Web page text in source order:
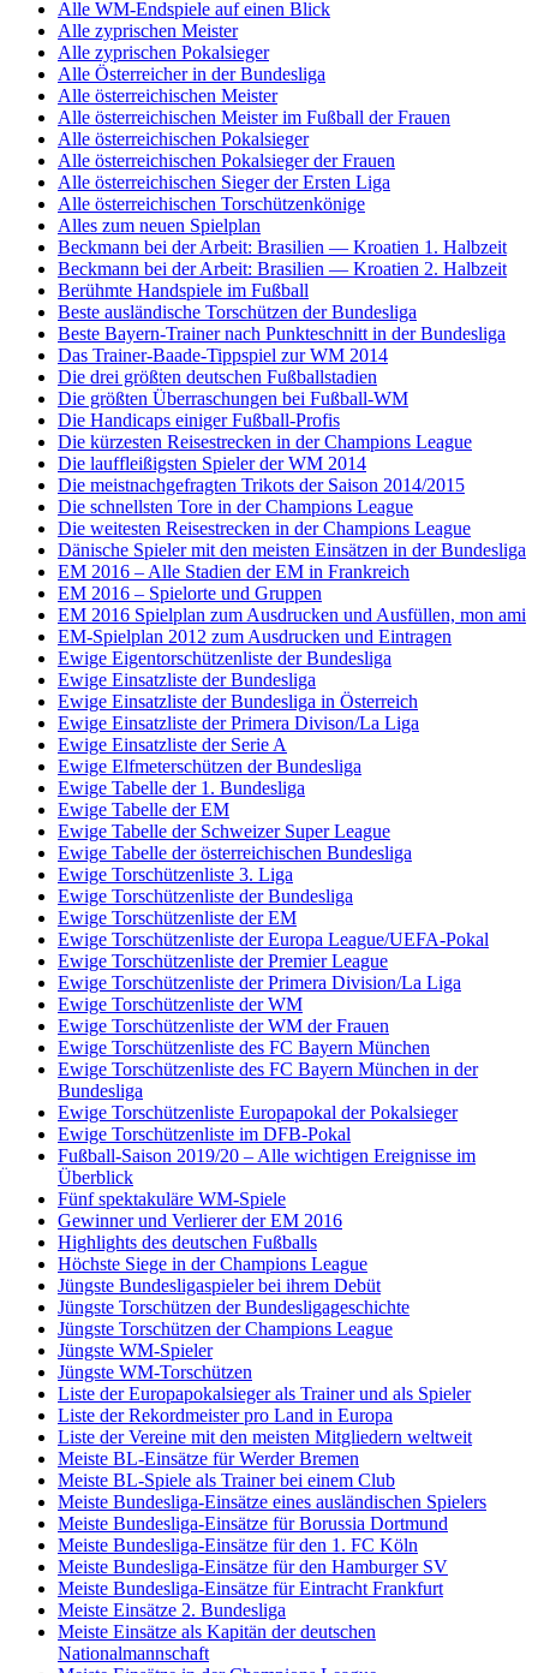
Alle WM-Endspiele auf einen Blick
Alle zyprischen Meister
Alle zyprischen Pokalsieger
Alle Österreicher in der Bundesliga
Alle österreichischen Meister
Alle österreichischen Meister im Fußball der Frauen
Alle österreichischen Pokalsieger
Alle österreichischen Pokalsieger der Frauen
Alle österreichischen Sieger der Ersten Liga
Alle österreichischen Torschützenkönige
Alles zum neuen Spielplan
Beckmann bei der Arbeit: Brasilien — Kroatien 1. Halbzeit
Beckmann bei der Arbeit: Brasilien — Kroatien 2. Halbzeit
Berühmte Handspiele im Fußball
Beste ausländische Torschützen der Bundesliga
Beste Bayern-Trainer nach Punkteschnitt in der Bundesliga
Das Trainer-Baade-Tippspiel zur WM 2014
Die drei größten deutschen Fußballstadien
Die größten Überraschungen bei Fußball-WM
Die Handicaps einiger Fußball-Profis
Die kürzesten Reisestrecken in der Champions League
Die lauffleißigsten Spieler der WM 2014
Die meistnachgefragten Trikots der Saison 2014/2015
Die schnellsten Tore in der Champions League
Die weitesten Reisestrecken in der Champions League
Dänische Spieler mit den meisten Einsätzen in der Bundesliga
EM 2016 – Alle Stadien der EM in Frankreich
EM 2016 – Spielorte und Gruppen
EM 2016 Spielplan zum Ausdrucken und Ausfüllen, mon ami
EM-Spielplan 2012 zum Ausdrucken und Eintragen
Ewige Eigentorschützenliste der Bundesliga
Ewige Einsatzliste der Bundesliga
Ewige Einsatzliste der Bundesliga in Österreich
Ewige Einsatzliste der Primera Divison/La Liga
Ewige Einsatzliste der Serie A
Ewige Elfmeterschützen der Bundesliga
Ewige Tabelle der 1. Bundesliga
Ewige Tabelle der EM
Ewige Tabelle der Schweizer Super League
Ewige Tabelle der österreichischen Bundesliga
Ewige Torschützenliste 3. Liga
Ewige Torschützenliste der Bundesliga
Ewige Torschützenliste der EM
Ewige Torschützenliste der Europa League/UEFA-Pokal
Ewige Torschützenliste der Premier League
Ewige Torschützenliste der Primera Division/La Liga
Ewige Torschützenliste der WM
Ewige Torschützenliste der WM der Frauen
Ewige Torschützenliste des FC Bayern München
Ewige Torschützenliste des FC Bayern München in der
Bundesliga
Ewige Torschützenliste Europapokal der Pokalsieger
Ewige Torschützenliste im DFB-Pokal
Fußball-Saison 2019/20 – Alle wichtigen Ereignisse im
Überblick
Fünf spektakuläre WM-Spiele
Gewinner und Verlierer der EM 2016
Highlights des deutschen Fußballs
Höchste Siege in der Champions League
Jüngste Bundesligaspieler bei ihrem Debüt
Jüngste Torschützen der Bundesligageschichte
Jüngste Torschützen der Champions League
Jüngste WM-Spieler
Jüngste WM-Torschützen
Liste der Europapokalsieger als Trainer und als Spieler
Liste der Rekordmeister pro Land in Europa
Liste der Vereine mit den meisten Mitgliedern weltweit
Meiste BL-Einsätze für Werder Bremen
Meiste BL-Spiele als Trainer bei einem Club
Meiste Bundesliga-Einsätze eines ausländischen Spielers
Meiste Bundesliga-Einsätze für Borussia Dortmund
Meiste Bundesliga-Einsätze für den 1. FC Köln
Meiste Bundesliga-Einsätze für den Hamburger SV
Meiste Bundesliga-Einsätze für Eintracht Frankfurt
Meiste Einsätze 2. Bundesliga
Meiste Einsätze als Kapitän der deutschen
Nationalmannschaft